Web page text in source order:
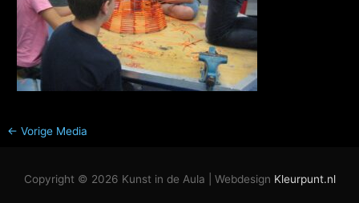
← Vorige Media
Copyright © 2026 Kunst in de Aula | Webdesign Kleurpunt.nl